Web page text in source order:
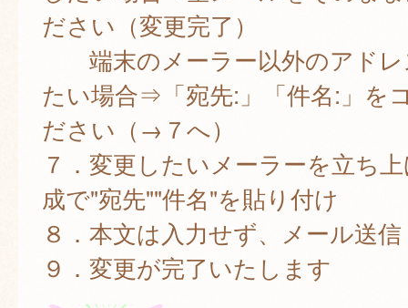
ださい（変更完了）
端末のメーラー以外のアドレ
たい場合⇒「宛先:」「件名:」を
ださい（→７へ）
７．変更したいメーラーを立ち
成で"宛先""件名"を貼り付け
８．本文は入力せず、メール送信
９．変更が完了いたします